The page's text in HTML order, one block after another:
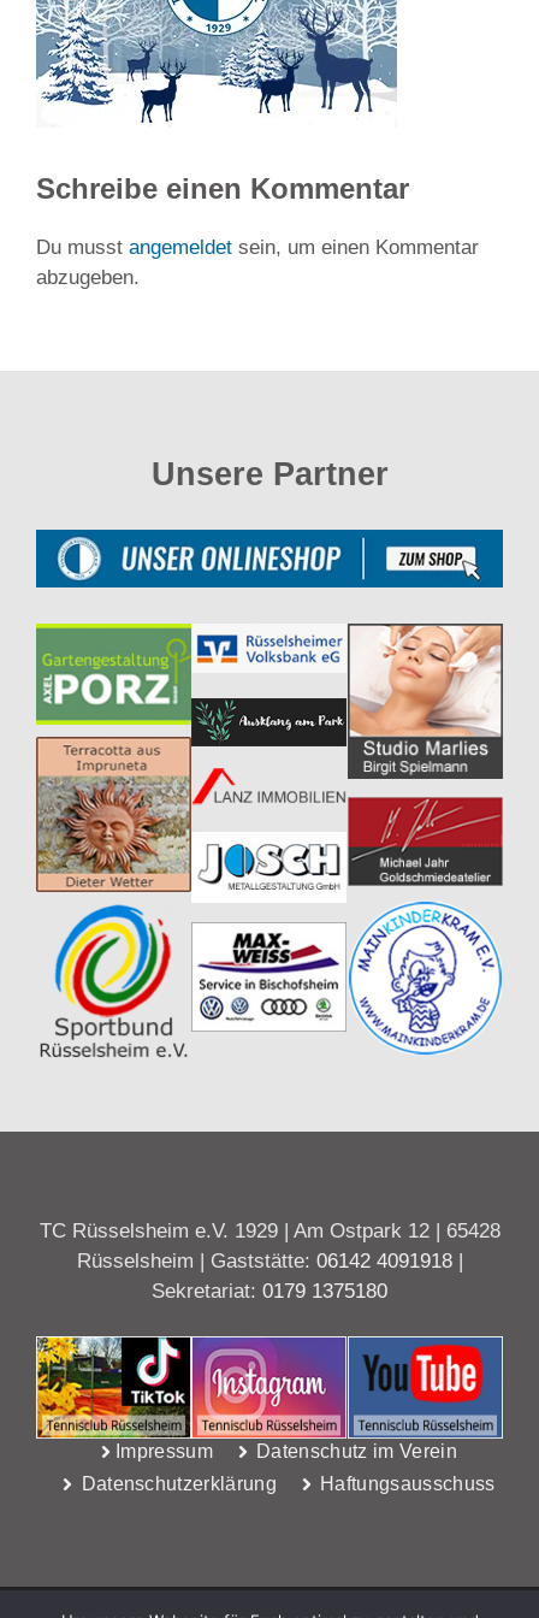
Schreibe einen Kommentar
Du musst angemeldet sein, um einen Kommentar
abzugeben.
Unsere Partner
TC Rüsselsheim e.V. 1929 | Am Ostpark 12 | 65428
Rüsselsheim | Gaststätte: 06142 4091918|
Sekretariat: 0179 1375180
Impressum
Datenschutz im Verein
Datenschutzerklärung
Haftungsausschuss